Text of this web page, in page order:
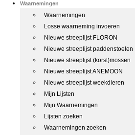
Waarnemingen
Waarnemingen
Losse waarneming invoeren
Nieuwe streeplijst FLORON
Nieuwe streeplijst paddenstoelen
Nieuwe streeplijst (korst)mossen
Nieuwe streeplijst ANEMOON
Nieuwe streeplijst weekdieren
Mijn Lijsten
Mijn Waarnemingen
Lijsten zoeken
Waarnemingen zoeken